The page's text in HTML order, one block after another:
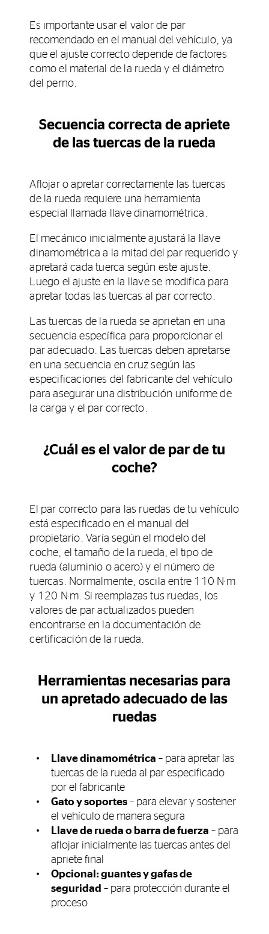
Es importante usar el valor de par
recomendado en el manual del vehículo, ya
que el ajuste correcto depende de factores
como el material de la rueda y el diámetro
del perno.
Secuencia correcta de apriete
de las tuercas de la rueda
Aflojar o apretar correctamente las tuercas
de la rueda requiere una herramienta
especial llamada llave dinamométrica.
El mecánico inicialmente ajustará la llave
dinamométrica a la mitad del par requerido y
apretará cada tuerca según este ajuste.
Luego el ajuste en la llave se modifica para
apretar todas las tuercas al par correcto.
Las tuercas de la rueda se aprietan en una
secuencia específica para proporcionar el
par adecuado. Las tuercas deben apretarse
en una secuencia en cruz según las
especificaciones del fabricante del vehículo
para asegurar una distribución uniforme de
la carga y el par correcto.
¿Cuál es el valor de par de tu
coche?
El par correcto para las ruedas de tu vehículo
está especificado en el manual del
propietario. Varía según el modelo del
coche, el tamaño de la rueda, el tipo de
rueda (aluminio o acero) y el número de
tuercas. Normalmente, oscila entre 110 N·m
y 120 N·m. Si reemplazas tus ruedas, los
valores de par actualizados pueden
encontrarse en la documentación de
certificación de la rueda.
Herramientas necesarias para
un apretado adecuado de las
ruedas
Llave dinamométrica – para apretar las
tuercas de la rueda al par especificado
por el fabricante
Gato y soportes – para elevar y sostener
el vehículo de manera segura
Llave de rueda o barra de fuerza – para
aflojar inicialmente las tuercas antes del
apriete final
Opcional: guantes y gafas de
seguridad – para protección durante el
proceso